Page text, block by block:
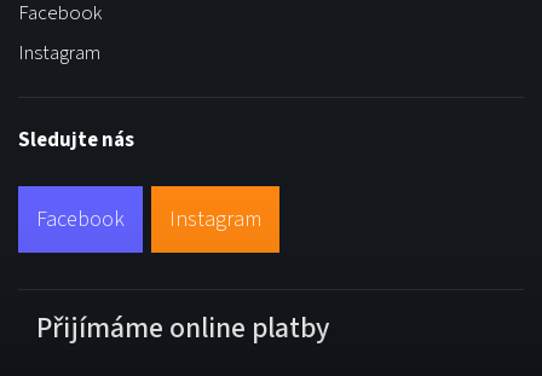
Facebook
Instagram
Sledujte nás
Facebook Instagram
Přijímáme online platby